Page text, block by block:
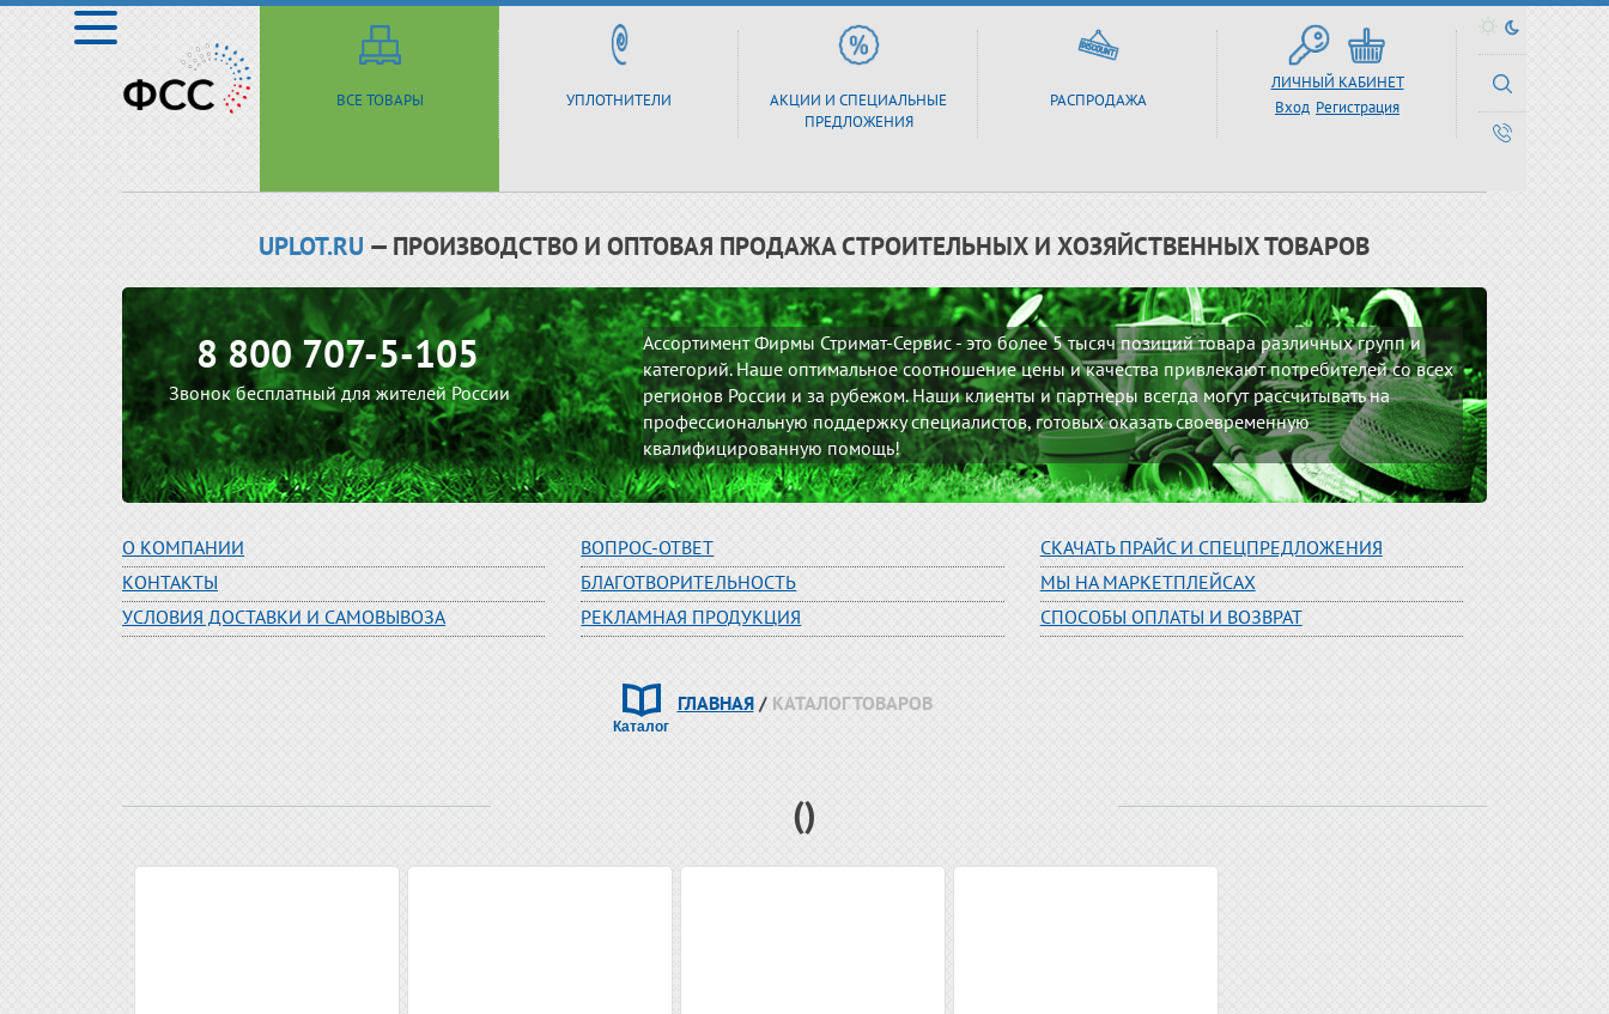
ВСЕ ТОВАРЫ УПЛОТНИТЕЛИ
АКЦИИ И СПЕЦИАЛЬНЫЕ
ПРЕДЛОЖЕНИЯ
РАСПРОДАЖА
ЛИЧНЫЙ КАБИНЕТ
Вход Регистрация
UPLOT.RU — ПРОИЗВОДСТВО И ОПТОВАЯ ПРОДАЖА СТРОИТЕЛЬНЫХ И ХОЗЯЙСТВЕННЫХ ТОВАРОВ
8 800 707-5-105
Звонок бесплатный для жителей России
Ассортимент Фирмы Стримат-Сервис - это более 5 тысяч позиций товара различных групп и
категорий. Наше оптимальное соотношение цены и качества привлекают потребителей со всех
регионов России и за рубежом. Наши клиенты и партнеры всегда могут рассчитывать на
профессиональную поддержку специалистов, готовых оказать своевременную
квалифицированную помощь!
О КОМПАНИИ
КОНТАКТЫ
УСЛОВИЯ ДОСТАВКИ И САМОВЫВОЗА
ВОПРОС-ОТВЕТ
БЛАГОТВОРИТЕЛЬНОСТЬ
РЕКЛАМНАЯ ПРОДУКЦИЯ
СКАЧАТЬ ПРАЙС И СПЕЦПРЕДЛОЖЕНИЯ
МЫ НА МАРКЕТПЛЕЙСАХ
СПОСОБЫ ОПЛАТЫ И ВОЗВРАТ
ГЛАВНАЯ/КАТАЛОГ ТОВАРОВ
()